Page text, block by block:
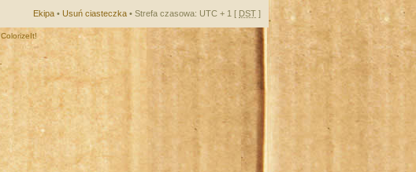
Ekipa • Usuń ciasteczka • Strefa czasowa: UTC + 1 [ DST ]
ColorizeIt!